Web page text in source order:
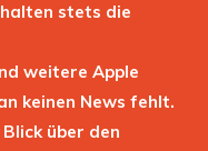
stets die
weitere Apple
keinen News fehlt.
über den